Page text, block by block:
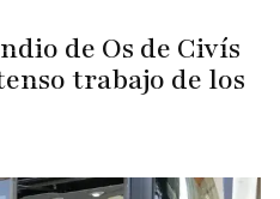
de Os de Civís
trabajo de los